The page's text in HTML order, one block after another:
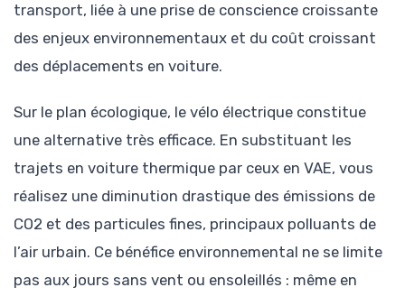
transport, liée à une prise de conscience croissante
des enjeux environnementaux et du coût croissant
des déplacements en voiture.
Sur le plan écologique, le vélo électrique constitue
une alternative très efficace. En substituant les
trajets en voiture thermique par ceux en VAE, vous
réalisez une diminution drastique des émissions de
CO2 et des particules fines, principaux polluants de
l’air urbain. Ce bénéfice environnemental ne se limite
pas aux jours sans vent ou ensoleillés : même en